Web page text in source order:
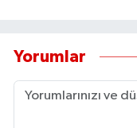
Yorumlar